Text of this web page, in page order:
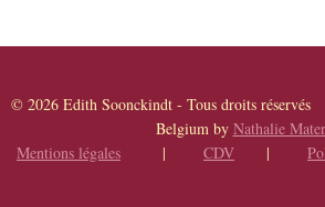
© 2026 Edith Soonckindt - Tous droits
Belgium by Nathalie
Mentions légales | CDV |